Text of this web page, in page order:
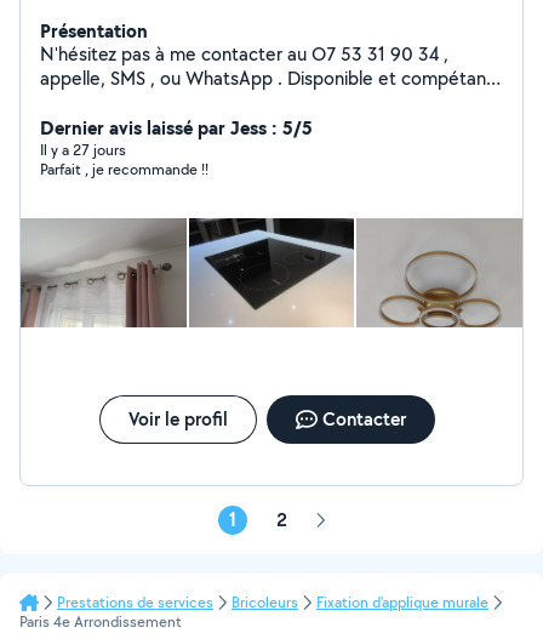
Présentation
N'hésitez pas à me contacter au O7 53 31 90 34 ,
appelle, SMS , ou WhatsApp . Disponible et compétant
service de tout type d'appareil électroménager
(Machine à laver, télévision, lave vaisselle,four , plaque
de cuisson, cuisinière, gazinière etc..) - Réalisation de
tringle, installation de tableau, tv au mur etc..) -Montage
de tout type de meubles. -Montage et raccordement
de tout type de lustres ou plafonnier. -plomberie -
Transport de personnes - Transport de marchandises et
de colis (Court et long trajet)
Dernier avis laissé par Jess : 5/5
Il y a 27 jours
Parfait , je recommande !!
Voir le profil Contacter
1 2 Page
Prestations de services Bricoleurs
Fixation d'applique murale
Paris 4e Arrondissement